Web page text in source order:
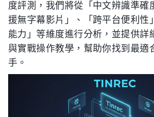
度評測，我們將從「中文辨識準確
援無字幕影片」、「跨平台便利性
能力」等維度進行分析，並提供詳
與實戰操作教學，幫助你找到最適
手。